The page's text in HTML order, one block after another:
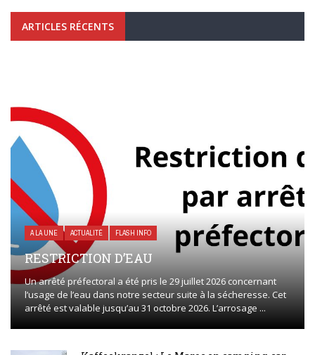
ARTICLES RÉCENTS
A LA UNE ACTUALITÉ FLASH INFO
RESTRICTION D’EAU
Un arrêté préfectoral a été pris le 29 juillet 2026 concernant
l’usage de l’eau dans notre secteur suite à la sécheresse. Cet
arrêté est valable jusqu’au 31 octobre 2026. L’arrosage ...